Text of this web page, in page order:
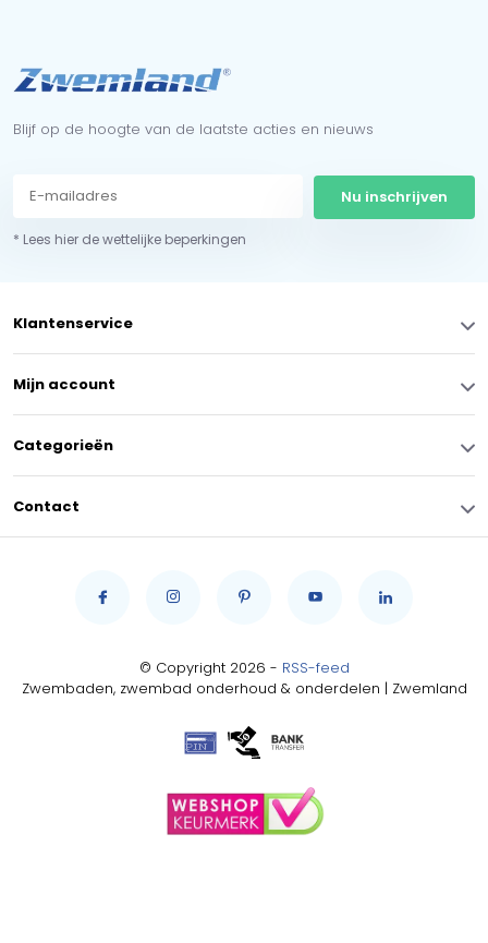
Blijf op de hoogte van de laatste acties en nieuws
Nu inschrijven
* Lees hier de wettelijke beperkingen
Klantenservice
Mijn account
Categorieën
Contact
© Copyright 2026 - RSS-feed
Zwembaden, zwembad onderhoud & onderdelen | Zwemland